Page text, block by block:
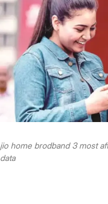
jio home brodband 3 most
data